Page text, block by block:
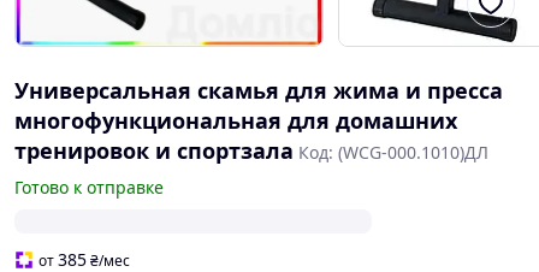
Универсальная скамья для жима и пресса
многофункциональная для домашних
тренировок и спортзала Код: (WCG-000.1010)ДЛ
Готово к отправке
от385₴/мес